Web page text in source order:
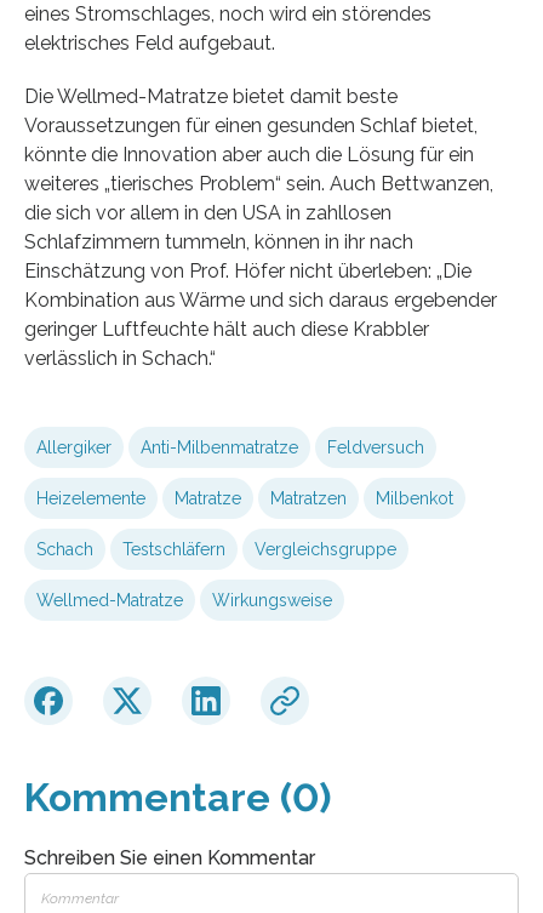
eines Stromschlages, noch wird ein störendes
elektrisches Feld aufgebaut.
Die Wellmed-Matratze bietet damit beste
Voraussetzungen für einen gesunden Schlaf bietet,
könnte die Innovation aber auch die Lösung für ein
weiteres „tierisches Problem“ sein. Auch Bettwanzen,
die sich vor allem in den USA in zahllosen
Schlafzimmern tummeln, können in ihr nach
Einschätzung von Prof. Höfer nicht überleben: „Die
Kombination aus Wärme und sich daraus ergebender
geringer Luftfeuchte hält auch diese Krabbler
verlässlich in Schach.“
Allergiker Anti-Milbenmatratze Feldversuch
Heizelemente Matratze Matratzen Milbenkot
Schach Testschläfern Vergleichsgruppe
Wellmed-Matratze Wirkungsweise
Kommentare (0)
Schreiben Sie einen Kommentar